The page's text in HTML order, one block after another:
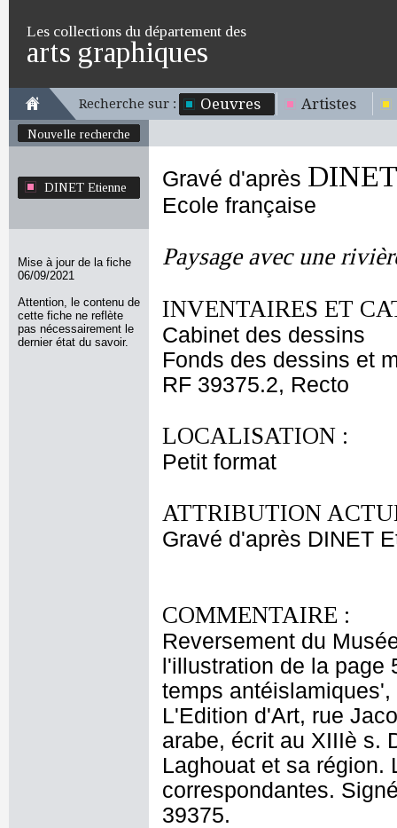
Les collections du département des
arts graphiques
Recherche sur : Oeuvres Artistes
Nouvelle recherche
DINET Etienne
Mise à jour de la fiche
06/09/2021
Attention, le contenu de
cette fiche ne reflète
pas nécessairement le
dernier état du savoir.
Gravé d'après
Ecole française
Paysage avec une
INVENTAIRES ET
Cabinet des dessins
Fonds des dessins et
RF 39375.2, Recto
LOCALISATION :
Petit format
ATTRIBUTION
Gravé d'après DINET
COMMENTAIRE :
Reversement du
l'illustration de la page
temps
L'Edition d'Art, rue
arabe, écrit au XIIIè s.
Laghouat et sa région.
correspondantes.
39375.